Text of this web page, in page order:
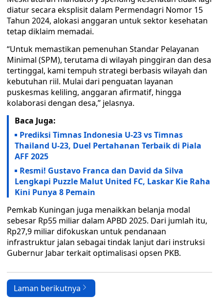
diatur secara eksplisit dalam Permendagri Nomor 15
Tahun 2024, alokasi anggaran untuk sektor kesehatan
tetap diklaim memadai.
“Untuk memastikan pemenuhan Standar Pelayanan
Minimal (SPM), terutama di wilayah pinggiran dan desa
tertinggal, kami tempuh strategi berbasis wilayah dan
kebutuhan riil. Mulai dari penguatan layanan
puskesmas keliling, anggaran afirmatif, hingga
kolaborasi dengan desa,” jelasnya.
Baca Juga:
Prediksi Timnas Indonesia U-23 vs Timnas
Thailand U-23, Duel Pertahanan Terbaik di Piala
AFF 2025
Resmi! Gustavo Franca dan David da Silva
Lengkapi Puzzle Malut United FC, Laskar Kie Raha
Kini Punya 8 Pemain
Pemkab Kuningan juga menaikkan belanja modal
sebesar Rp55 miliar dalam APBD 2025. Dari jumlah itu,
Rp27,9 miliar difokuskan untuk pendanaan
infrastruktur jalan sebagai tindak lanjut dari instruksi
Gubernur Jabar terkait optimalisasi opsen PKB.
Laman berikutnya